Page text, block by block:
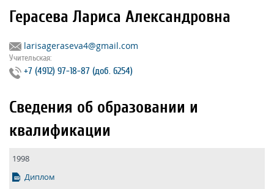
Герасева Лариса Александровна
larisageraseva4@gmail.com
Учительская:
+7 (4912) 97‐18‐87 (доб. 6254)
Сведения об образовании и
квалификации
1998
Диплом